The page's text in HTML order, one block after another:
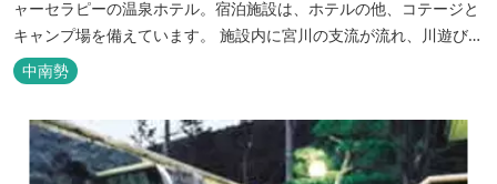
ャーセラピーの温泉ホテル。宿泊施設は、ホテルの他、コテージと
キャンプ場を備えています。 施設内に宮川の支流が流れ、川遊びが
できます。BBQエリア、釣堀もあり、ファミリーやグループでもア
クティビティを楽しめます。 ディナーは併設の「レストラン アン
をお召し上がりい...
中南勢